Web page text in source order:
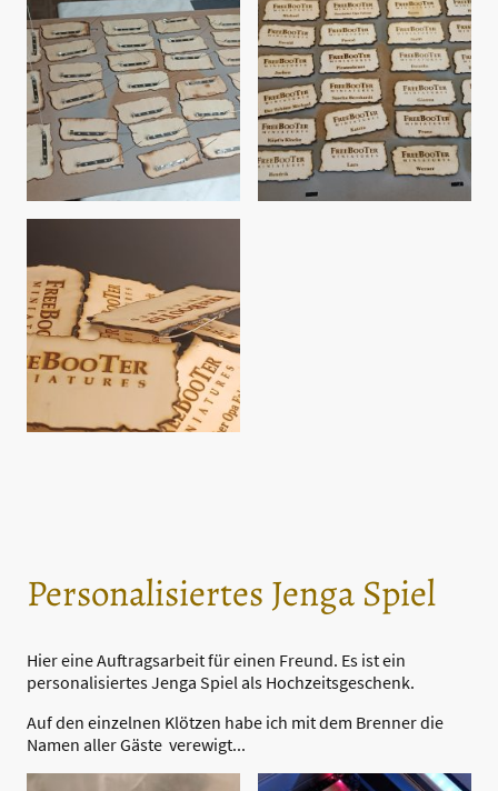
Personalisiertes Jenga Spiel
Hier eine Auftragsarbeit für einen Freund. Es ist ein
personalisiertes Jenga Spiel als Hochzeitsgeschenk.
Auf den einzelnen Klötzen habe ich mit dem Brenner die
Namen aller Gäste verewigt...